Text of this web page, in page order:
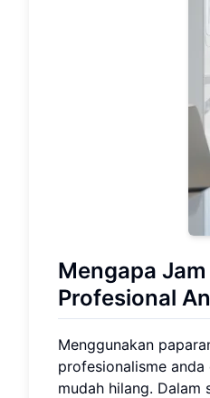
Mengapa
Profesional
Menggunakan
profesionalisme
mudah hilang. Dalam